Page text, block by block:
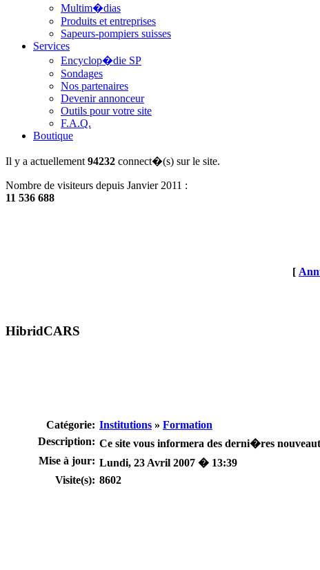
Multim�dias
Produits et entreprises
Sapeurs-pompiers suisses
Services
Encyclop�die SP
Sondages
Nos partenaires
Devenir annonceur
Outils pour votre site
F.A.Q.
Boutique
Il y a actuellement 94232 connect�(s) sur le site.
Nombre de visiteurs depuis Janvier 2011 :
11 536 688
[
HibridCARS
Catégorie: Institutions » Formation
Description: Ce site vous informera des derni�res
Mise à jour: Lundi, 23 Avril 2007 � 13:39
Visite(s): 8602